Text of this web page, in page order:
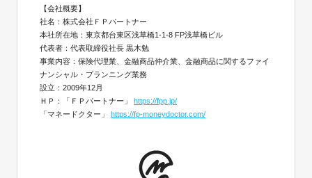
【会社概要】
社名：株式会社ＦＰパートナー
本社所在地：東京都台東区浅草橋1-1-8 FP浅草橋ビル
代表者：代表取締役社長 黒木勉
事業内容：保険代理業、金融商品仲介業、金融商品に関するファイ
ナンシャル・プランニング業務
設立：2009年12月
ＨＰ：「ＦＰパートナー」 https://fpp.jp/
「マネードクター」 https://fp-moneydoctor.com/